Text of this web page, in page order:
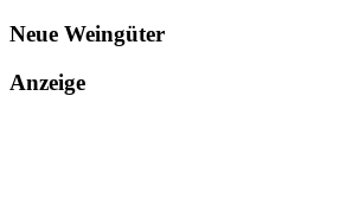
Neue Weingüter
Anzeige